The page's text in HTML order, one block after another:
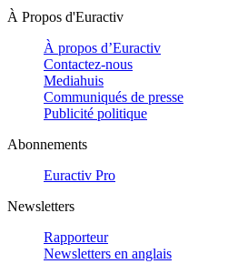
À Propos d'Euractiv
À propos d’Euractiv
Contactez-nous
Mediahuis
Communiqués de presse
Publicité politique
Abonnements
Euractiv Pro
Newsletters
Rapporteur
Newsletters en anglais